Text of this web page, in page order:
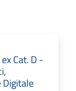
Cat. D -
Digitale